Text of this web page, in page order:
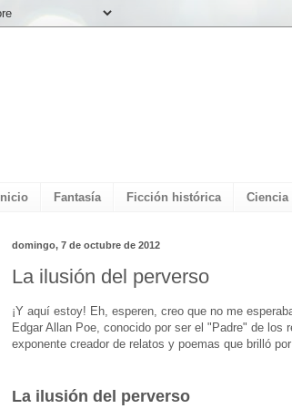
Inicio Fantasía Ficción histórica
domingo, 7 de octubre de 2012
La ilusión del perverso
¡Y aquí estoy! Eh, esperen, creo que no me
Edgar Allan Poe, conocido por ser el "Padre" de
exponente creador de relatos y poemas que brilló
La ilusión del perverso